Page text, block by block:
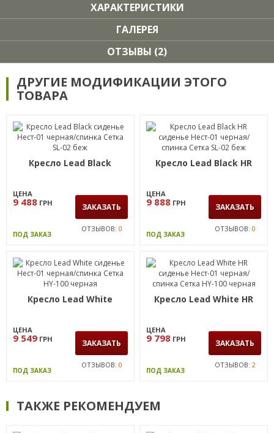
ХАРАКТЕРИСТИКИ
ГАЛЕРЕЯ
ОТЗЫВЫ (2)
ДРУГИЕ МОДИФИКАЦИИ ЭТОГО
ТОВАРА
Кресло Lead Black
ЦЕНА
9 488 ГРН ЗАКАЗАТЬ
ПОД ЗАКАЗ
ОТЗЫВОВ: 0
Кресло Lead Black HR
ЦЕНА
9 888 ГРН ЗАКАЗАТЬ
ПОД ЗАКАЗ
ОТЗЫВОВ: 0
Кресло Lead White
ЦЕНА
9 549 ГРН ЗАКАЗАТЬ
ПОД ЗАКАЗ
ОТЗЫВОВ: 0
Кресло Lead White HR
ЦЕНА
9 798 ГРН ЗАКАЗАТЬ
ПОД ЗАКАЗ
ОТЗЫВОВ: 2
ТАКЖЕ РЕКОМЕНДУЕМ